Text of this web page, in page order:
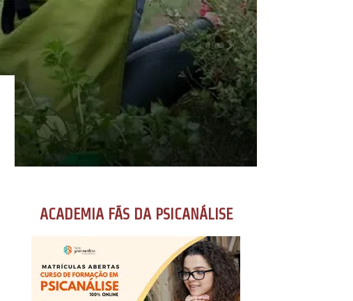
ACADEMIA FÃS DA PSICANÁLISE